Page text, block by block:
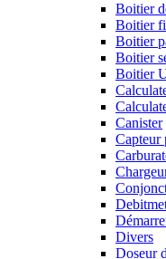
Boitier
Boitier
Boitier
Boitier
Boitier
Canister
Capteur
Divers
Doseur